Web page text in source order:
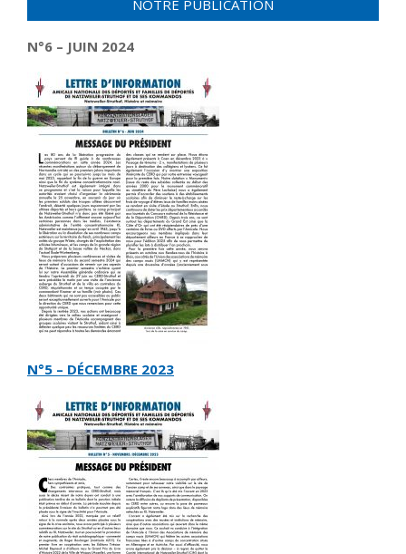
NOTRE PUBLICATION
N°6 – JUIN 2024
N°5 – DÉCEMBRE 2023